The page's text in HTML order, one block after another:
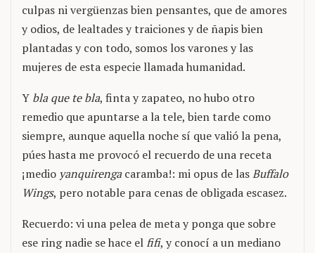
culpas ni vergüenzas bien pensantes, que de amores
y odios, de lealtades y traiciones y de ñapis bien
plantadas y con todo, somos los varones y las
mujeres de esta especie llamada humanidad.
Y bla que te bla, finta y zapateo, no hubo otro
remedio que apuntarse a la tele, bien tarde como
siempre, aunque aquella noche sí que valió la pena,
púes hasta me provocó el recuerdo de una receta
¡medio yanquirengacaramba!: mi opus de lasBuffalo
Wings, pero notable para cenas de obligada escasez.
Recuerdo: vi una pelea de meta y ponga que sobre
ese ring nadie se hace elfifi, y conocí a un mediano